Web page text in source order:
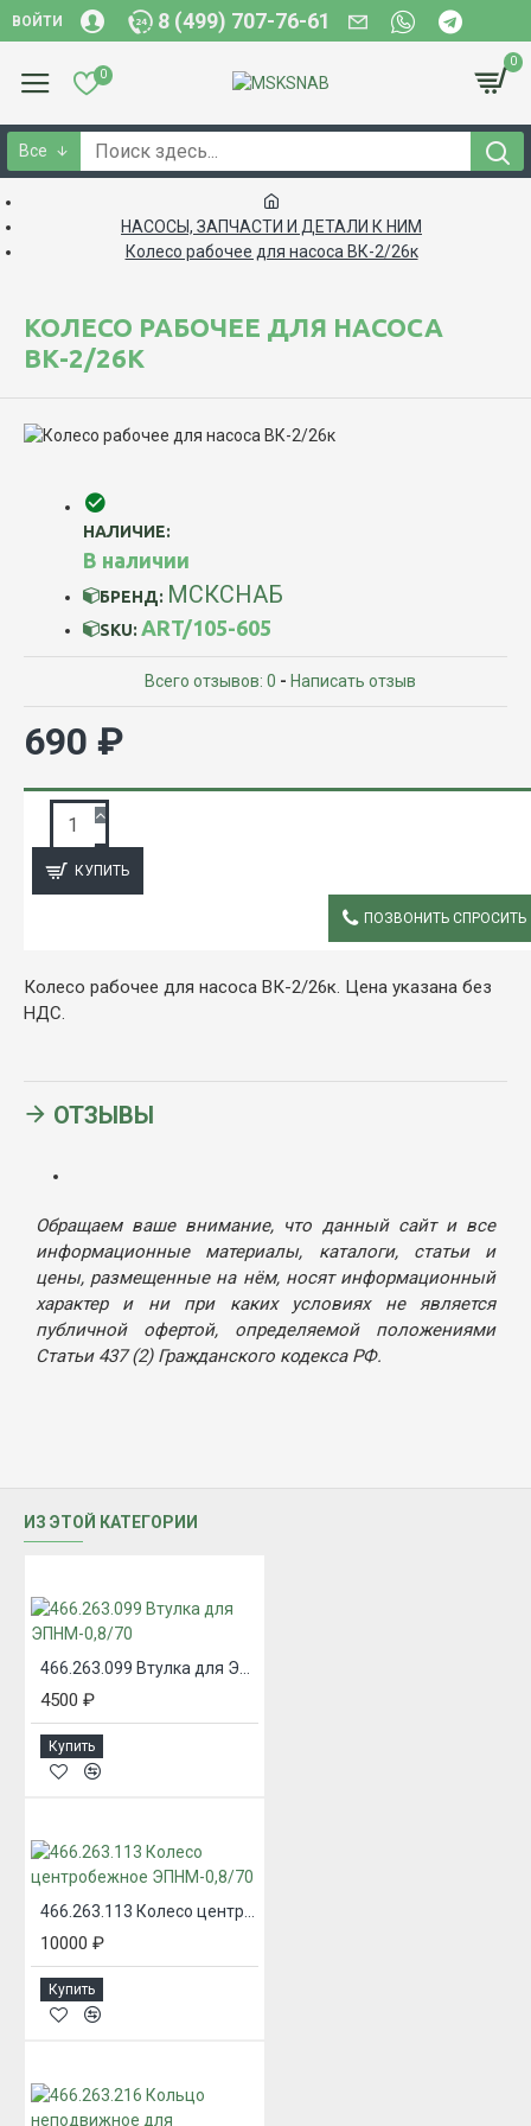
ВОЙТИ 8 (499) 707-76-61
0
0
Все
НАСОСЫ, ЗАПЧАСТИ И ДЕТАЛИ К НИМ
Колесо рабочее для насоса ВК-2/26к
КОЛЕСО РАБОЧЕЕ ДЛЯ НАСОСА
ВК-2/26К
НАЛИЧИЕ:
В наличии
БРЕНД: МСКСНАБ
SKU: ART/105-605
Всего отзывов: 0 - Написать отзыв
690 ₽
КУПИТЬ
ПОЗВОНИТЬ СПРОСИТЬ
Колесо рабочее для насоса ВК-2/26к. Цена указана без
НДС.
ОТЗЫВЫ
Обращаем ваше внимание, что данный сайт и все
информационные материалы, каталоги, статьи и
цены, размещенные на нём, носят информационный
характер и ни при каких условиях не является
публичной офертой, определяемой положениями
Статьи 437 (2) Гражданского кодекса РФ.
ИЗ ЭТОЙ КАТЕГОРИИ
4500 ₽
Купить
10000 ₽
Купить